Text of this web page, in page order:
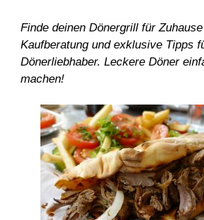
Finde deinen Dönergrill für
Kaufberatung und exklusive Tipps
Dönerliebhaber. Leckere Döner
machen!